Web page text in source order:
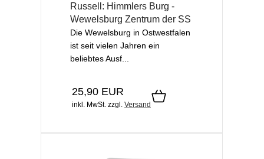
Russell: Himmlers Burg -
Wewelsburg Zentrum der SS
Die Wewelsburg in Ostwestfalen
ist seit vielen Jahren ein
beliebtes Ausf...
25,90 EUR
inkl. MwSt. zzgl. Versand